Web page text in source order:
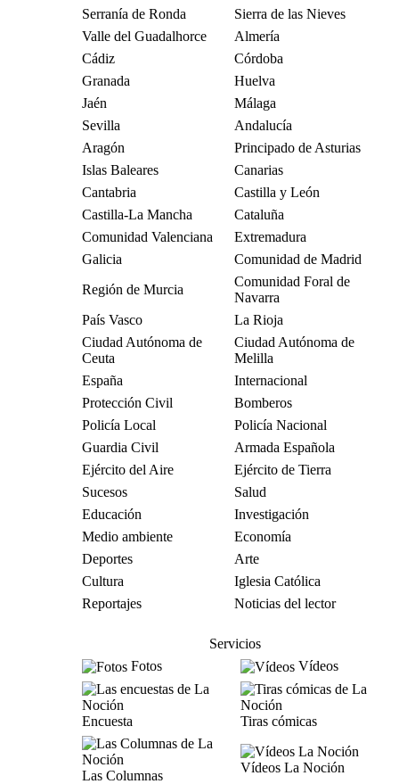
Serranía de Ronda
Sierra de las Nieves
Valle del Guadalhorce
Almería
Cádiz
Córdoba
Granada
Huelva
Jaén
Málaga
Sevilla
Andalucía
Aragón
Principado de Asturias
Islas Baleares
Canarias
Cantabria
Castilla y León
Castilla-La Mancha
Cataluña
Comunidad Valenciana
Extremadura
Galicia
Comunidad de Madrid
Región de Murcia
Comunidad Foral de
Navarra
País Vasco
La Rioja
Ciudad Autónoma de
Ceuta
Ciudad Autónoma de
Melilla
España
Internacional
Protección Civil
Bomberos
Policía Local
Policía Nacional
Guardia Civil
Armada Española
Ejército del Aire
Ejército de Tierra
Sucesos
Salud
Educación
Investigación
Medio ambiente
Economía
Deportes
Arte
Cultura
Iglesia Católica
Reportajes
Noticias del lector
Servicios
Fotos
Vídeos
Encuesta Tiras cómicas
Las Columnas
Vídeos La Noción